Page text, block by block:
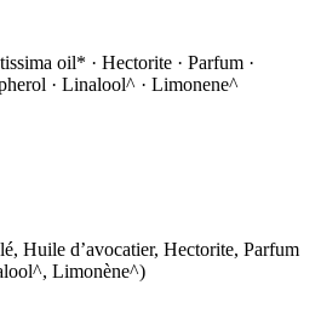
oil* · Hectorite · Parfum ·
· Linalool^ · Limonene^
Huile d’avocatier, Hectorite, Parfum
Limonène^)